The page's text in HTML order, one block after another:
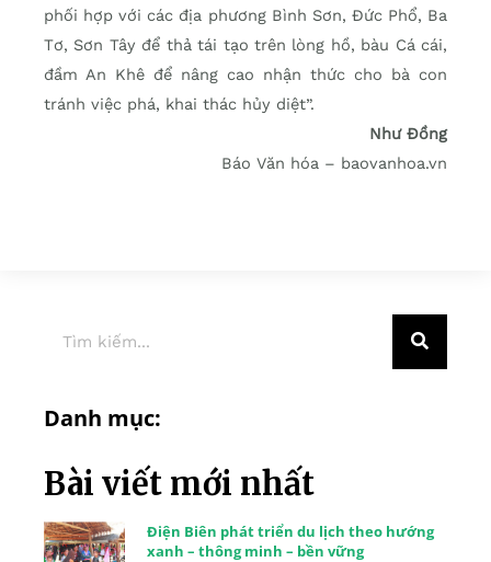
phối hợp với các địa phương Bình Sơn, Đức Phổ, Ba
Tơ, Sơn Tây để thả tái tạo trên lòng hồ, bàu Cá cái,
đầm An Khê để nâng cao nhận thức cho bà con
tránh việc phá, khai thác hủy diệt”.
Như Đồng
Báo Văn hóa – baovanhoa.vn
Danh mục:
Bài viết mới nhất
Điện Biên phát triển du lịch theo hướng
xanh – thông minh – bền vững